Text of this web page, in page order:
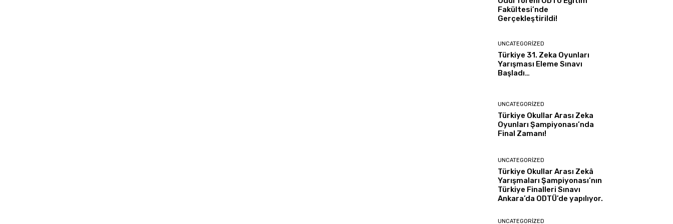
Fakültesi’nde
Gerçekleştirildi!
UNCATEGORIZED
Türkiye 31. Zeka Oyunları
Yarışması Eleme Sınavı
Başladı…
UNCATEGORIZED
Türkiye Okullar Arası Zeka
Oyunları Şampiyonası’nda
Final Zamanı!
UNCATEGORIZED
Türkiye Okullar Arası Zekâ
Yarışmaları Şampiyonası’nın
Türkiye Finalleri Sınavı
Ankara’da ODTÜ’de yapılıyor.
UNCATEGORIZED